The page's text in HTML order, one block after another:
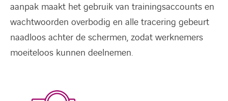
aanpak maakt het gebruik van trainingsaccounts en
wachtwoorden overbodig en alle tracering gebeurt
naadloos achter de schermen, zodat werknemers
moeiteloos kunnen deelnemen.